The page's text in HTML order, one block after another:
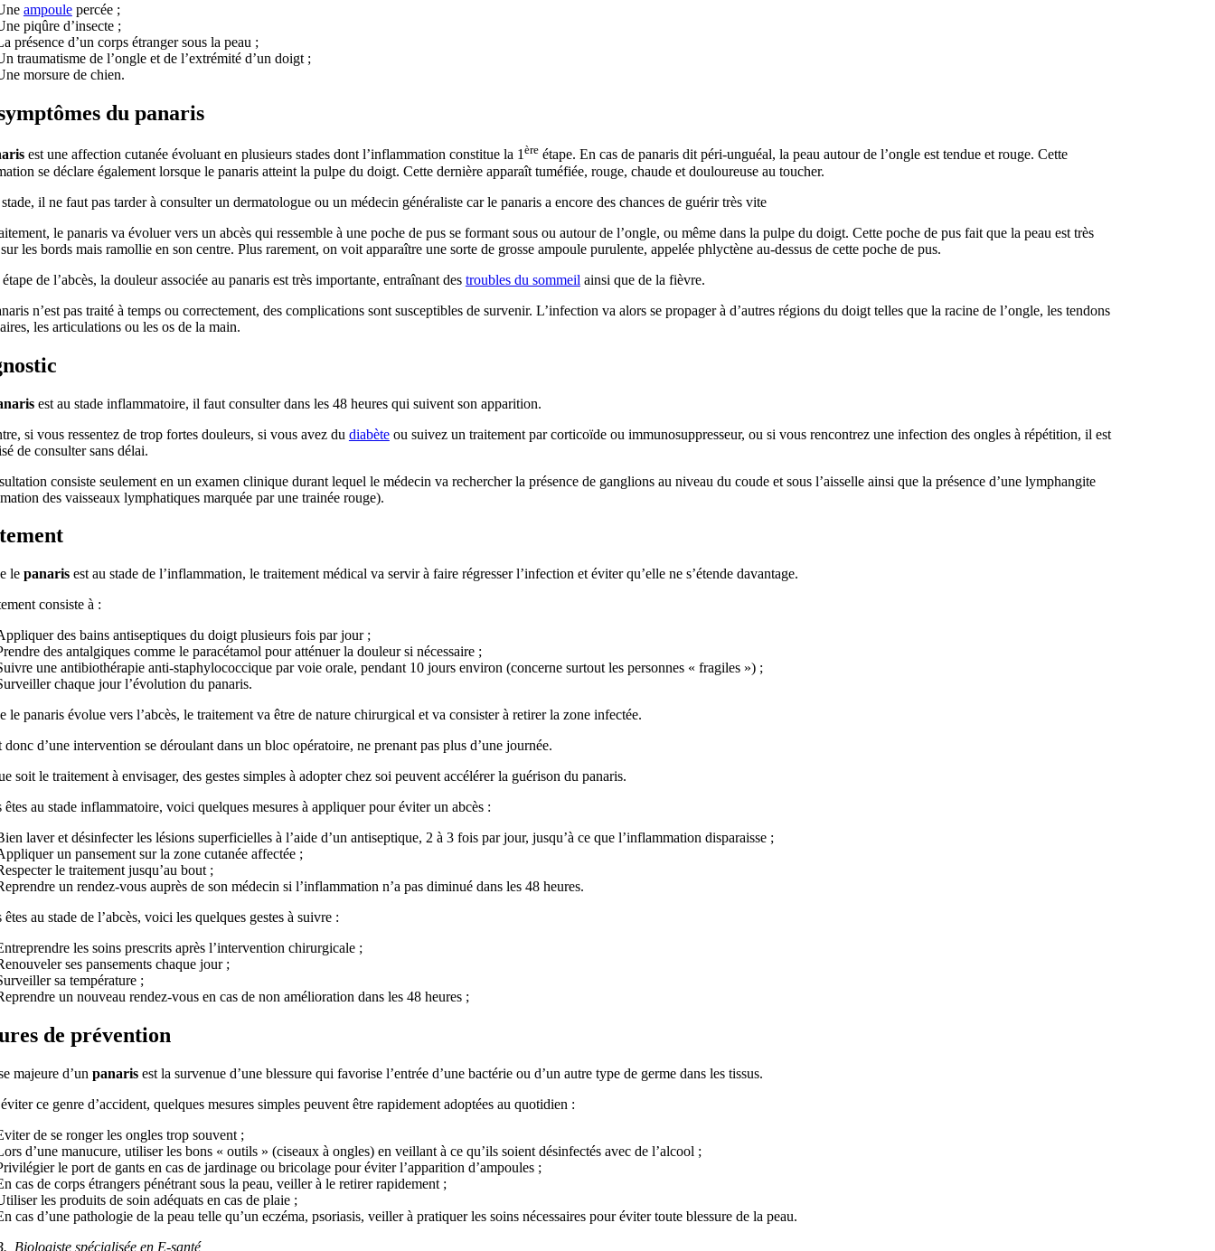
ampoulepercée ;
piqûre d’insecte ;
présence d’un corps étranger sous la peau ;
traumatisme de l’ongle et de l’extrémité d’un doigt ;
morsure de chien.
du panaris
est une affection cutanée évoluant en plusieurs stades dont l’inflammation constitue la 1èreétape. En cas de panaris dit péri-unguéal, la peau autour de l’ongle est tendue et rouge. Cette
se déclare également lorsque le panaris atteint la pulpe du doigt. Cette dernière apparaît tuméfiée, rouge, chaude et douloureuse au toucher.
il ne faut pas tarder à consulter un dermatologue ou un médecin généraliste car le panaris a encore des chances de guérir très vite
le panaris va évoluer vers un abcès qui ressemble à une poche de pus se formant sous ou autour de l’ongle, ou même dans la pulpe du doigt. Cette poche de pus fait que la peau est très
les bords mais ramollie en son centre. Plus rarement, on voit apparaître une sorte de grosse ampoule purulente, appelée phlyctène au-dessus de cette poche de pus.
de l’abcès, la douleur associée au panaris est très importante, entraînant des troubles du sommeil ainsi que de la fièvre.
n’est pas traité à temps ou correctement, des complications sont susceptibles de survenir. L’infection va alors se propager à d’autres régions du doigt telles que la racine de l’ongle, les tendons
les articulations ou les os de la main.
est au stade inflammatoire, il faut consulter dans les 48 heures qui suivent son apparition.
si vous ressentez de trop fortes douleurs, si vous avez du diabèteou suivez un traitement par corticoïde ou immunosuppresseur, ou si vous rencontrez une infection des ongles à répétition, il est
de consulter sans délai.
consiste seulement en un examen clinique durant lequel le médecin va rechercher la présence de ganglions au niveau du coude et sous l’aisselle ainsi que la présence d’une lymphangite
des vaisseaux lymphatiques marquée par une trainée rouge).
le panarisest au stade de l’inflammation, le traitement médical va servir à faire régresser l’infection et éviter qu’elle ne s’étende davantage.
consiste à :
des bains antiseptiques du doigt plusieurs fois par jour ;
des antalgiques comme le paracétamol pour atténuer la douleur si nécessaire ;
une antibiothérapie anti-staphylococcique par voie orale, pendant 10 jours environ (concerne surtout les personnes « fragiles ») ;
chaque jour l’évolution du panaris.
le panaris évolue vers l’abcès, le traitement va être de nature chirurgical et va consister à retirer la zone infectée.
donc d’une intervention se déroulant dans un bloc opératoire, ne prenant pas plus d’une journée.
soit le traitement à envisager, des gestes simples à adopter chez soi peuvent accélérer la guérison du panaris.
êtes au stade inflammatoire, voici quelques mesures à appliquer pour éviter un abcès :
laver et désinfecter les lésions superficielles à l’aide d’un antiseptique, 2 à 3 fois par jour, jusqu’à ce que l’inflammation disparaisse ;
un pansement sur la zone cutanée affectée ;
le traitement jusqu’au bout ;
un rendez-vous auprès de son médecin si l’inflammation n’a pas diminué dans les 48 heures.
au stade de l’abcès, voici les quelques gestes à suivre :
les soins prescrits après l’intervention chirurgicale ;
ses pansements chaque jour ;
sa température ;
un nouveau rendez-vous en cas de non amélioration dans les 48 heures ;
de prévention
majeure d’un panarisest la survenue d’une blessure qui favorise l’entrée d’une bactérie ou d’un autre type de germe dans les tissus.
ce genre d’accident, quelques mesures simples peuvent être rapidement adoptées au quotidien :
de se ronger les ongles trop souvent ;
d’une manucure, utiliser les bons « outils » (ciseaux à ongles) en veillant à ce qu’ils soient désinfectés avec de l’alcool ;
le port de gants en cas de jardinage ou bricolage pour éviter l’apparition d’ampoules ;
cas de corps étrangers pénétrant sous la peau, veiller à le retirer rapidement ;
les produits de soin adéquats en cas de plaie ;
cas d’une pathologie de la peau telle qu’un eczéma, psoriasis, veiller à pratiquer les soins nécessaires pour éviter toute blessure de la peau.
Biologiste spécialisée en E-santé